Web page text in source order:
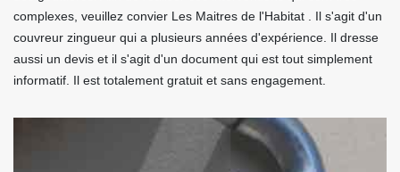
complexes, veuillez convier Les Maitres de l'Habitat . Il s'agit d'un
couvreur zingueur qui a plusieurs années d'expérience. Il dresse
aussi un devis et il s'agit d'un document qui est tout simplement
informatif. Il est totalement gratuit et sans engagement.